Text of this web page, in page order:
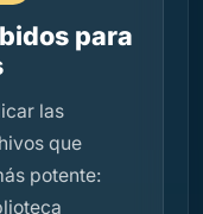
para
las
que
potente: